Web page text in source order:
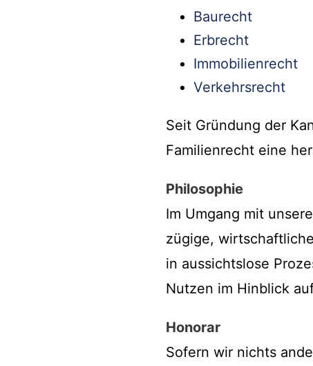
Baurecht
Erbrecht
Immobilienrecht
Verkehrsrecht
Seit Gründung der
Familienrecht eine
Philosophie
Im Umgang mit
zügige,
in aussichtslose
Nutzen im Hinblick
Honorar
Sofern wir nichts